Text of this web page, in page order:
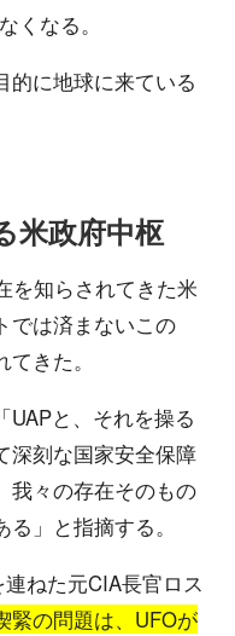
くなる。
的に地球に来ている
米政府中枢
を知らされてきた米
では済まないこの
きた。
と、それを操る
深刻な国家安全保障
我々の存在そのもの
」と指摘する。
ねた元CIA長官ロス
緊の問題は、UFOが